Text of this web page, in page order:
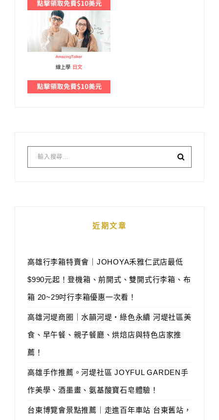
線上學 日文
近期文章
高雄行李箱特賣會｜JOHOYA禾雅仁武店最低
$990元起！登機箱、前開式、雙開式行李箱、布
箱 20~29吋行李箱優惠一次看！
高雄河堤商圈｜水韻河堤‧綠色永續 河堤社區美
食、早午餐、親子餐廳、烘焙店與特色店家推
薦！
高雄手作推薦。河堤社區 JOYFUL GARDEN手
作美學、酒墨畫、氨基酸寶石皂體驗！
台東博覽會景點推薦｜走進百年車站 台東舊站，